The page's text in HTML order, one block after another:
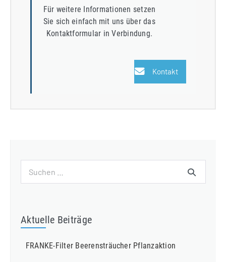
Für weitere Informationen setzen
Sie sich einfach mit uns über das
Kontaktformular in Verbindung.
Kontakt
nach:
Aktuelle Beiträge
FRANKE-Filter Beerensträucher Pflanzaktion